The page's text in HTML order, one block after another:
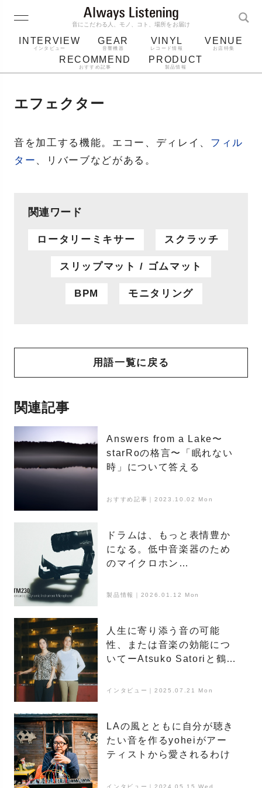
音にこだわる人、モノ、コト、場所をお届け
INTERVIEW
インタビュー
GEAR
音響機器
VINYL
レコード情報
VENUE
お店特集
RECOMMEND
おすすめ記事
PRODUCT
製品情報
ジャケット
エフェクター
音を加工する機能。エコー、ディレイ、 フィル
ター 、リバーブなどがある。
関連ワード
ロータリーミキサー スクラッチ
スリップマット / ゴムマット
BPM モニタリング
用語一覧に戻る
関連記事
Answers from a Lake〜
starRoの格言〜「眠れない
時」について答える
おすすめ記事｜2023.10.02 Mon
ドラムは、もっと表情豊か
になる。低中音楽器のため
のマイクロホン
製品情報｜2026.01.12 Mon
人生に寄り添う音の可能
性、または音楽の効能につ
いてーAtsuko Satoriと鶴田
インタビュー｜2025.07.21 Mon
LAの風とともに自分が聴き
たい音を作るyoheiがアー
ティストから愛されるわけ
インタビュー｜2024.05.15 Wed